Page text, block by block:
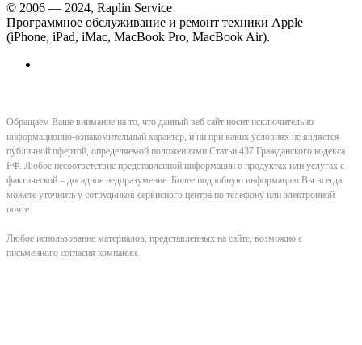
© 2006 — 2024, Raplin Service
Программное обслуживание и ремонт техники Apple
(iPhone, iPad, iMac, MacBook Pro, MacBook Air).
Обращаем Ваше внимание на то, что данный веб сайт носит исключительно
информационно-ознакомительный характер, и ни при каких условиях не является
публичной офертой, определяемой положениями Статьи 437 Гражданского кодекса
РФ. Любое несоответствие представленной информации о продуктах или услугах с
фактической – досадное недоразумение. Более подробную информацию Вы всегда
можете уточнить у сотрудников сервисного центра по телефону или электронной
почте.
Любое использование материалов, представленных на сайте, возможно с
письменного согласия компании.